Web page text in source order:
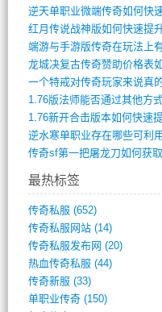
端游与手游版传奇在玩法上
龙城决复古传奇赞助价格表
1.76版法师能否通过其他方
1.76新开合击版本如何快速
传奇sf第一把屠龙刀如何获
最热标签
传奇私服 (652)
传奇私服网站(14)
传奇私服发布网 (20)
热血传奇私服 (44)
传奇新服 (33)
单职业传奇(150)